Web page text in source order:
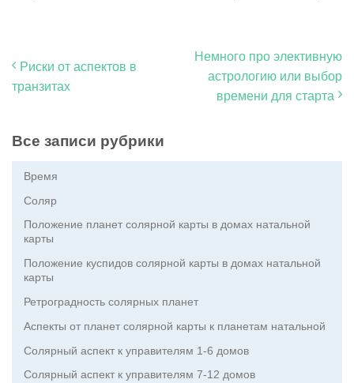
Риски от аспектов в
транзитах
Немного про элективную
астрологию или выбор
времени для старта
Все записи рубрики
Время
Соляр
Положение планет солярной карты в домах натальной
карты
Положение куспидов солярной карты в домах натальной
карты
Ретроградность солярных планет
Аспекты от планет солярной карты к планетам натальной
Солярный аспект к управителям 1-6 домов
Солярный аспект к управителям 7-12 домов